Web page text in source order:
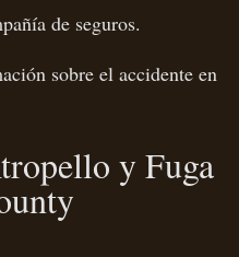
de seguros.
sobre el accidente en
y Fuga